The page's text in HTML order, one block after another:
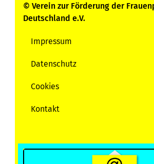
© Verein zur Förderung der
Deutschland e.V.
Servicemenu
Impressum
Datenschutz
Cookies
Kontakt
account